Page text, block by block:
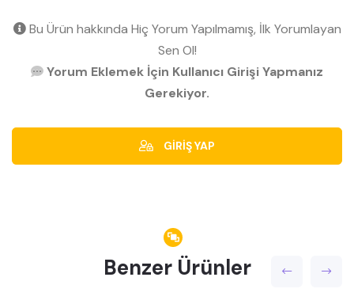
Bu Ürün hakkında Hiç Yorum Yapılmamış, İlk Yorumlayan
Sen Ol!
Yorum Eklemek İçin Kullanıcı Girişi Yapmanız
Gerekiyor.
GİRİŞ YAP
Benzer Ürünler